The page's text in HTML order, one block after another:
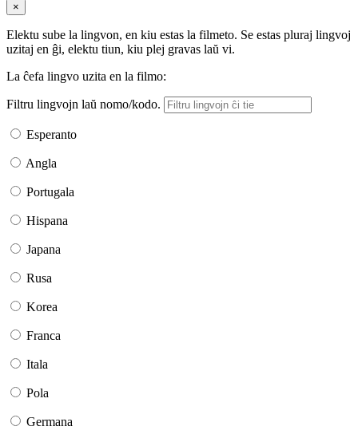
×
Elektu sube la lingvon, en kiu estas la filmeto. Se estas pluraj lingvoj
uzitaj en ĝi, elektu tiun, kiu plej gravas laŭ vi.
La ĉefa lingvo uzita en la filmo:
Filtru lingvojn laŭ nomo/kodo.
Esperanto
Angla
Portugala
Hispana
Japana
Rusa
Korea
Franca
Itala
Pola
Germana